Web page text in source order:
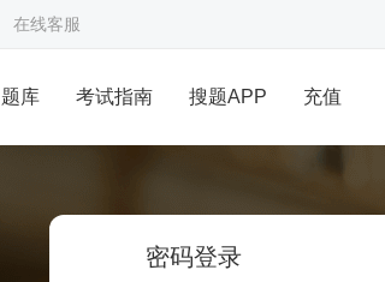
在线客服
题库 考试指南 搜题APP 充值
密码登录